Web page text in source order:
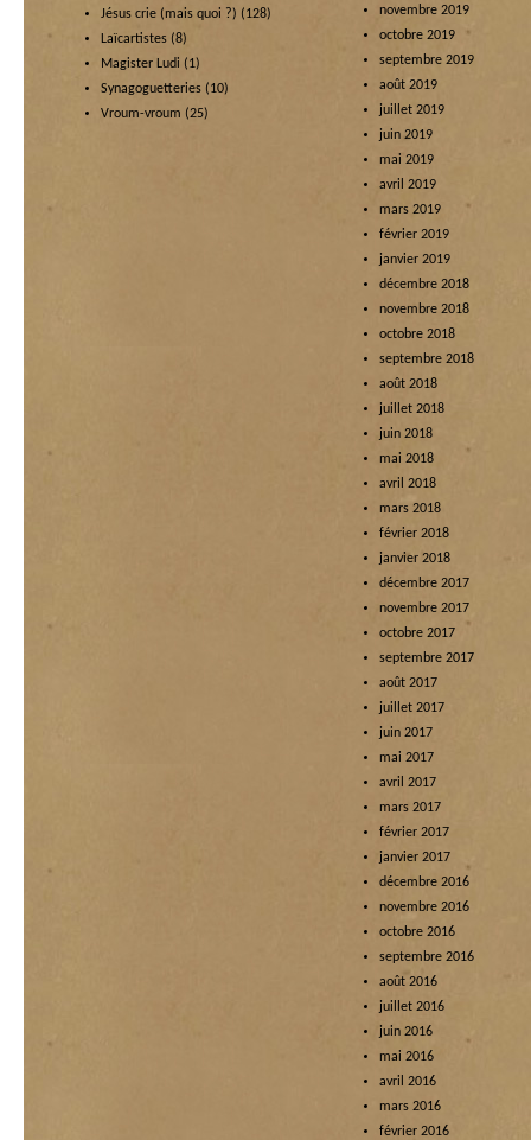
Jésus crie (mais quoi ?) (128)
Laïcartistes (8)
Magister Ludi (1)
Synagoguetteries (10)
Vroum-vroum (25)
novembre 2019
octobre 2019
septembre 2019
août 2019
juillet 2019
juin 2019
mai 2019
avril 2019
mars 2019
février 2019
janvier 2019
décembre 2018
novembre 2018
octobre 2018
septembre 2018
août 2018
juillet 2018
juin 2018
mai 2018
avril 2018
mars 2018
février 2018
janvier 2018
décembre 2017
novembre 2017
octobre 2017
septembre 2017
août 2017
juillet 2017
juin 2017
mai 2017
avril 2017
mars 2017
février 2017
janvier 2017
décembre 2016
novembre 2016
octobre 2016
septembre 2016
août 2016
juillet 2016
juin 2016
mai 2016
avril 2016
mars 2016
février 2016